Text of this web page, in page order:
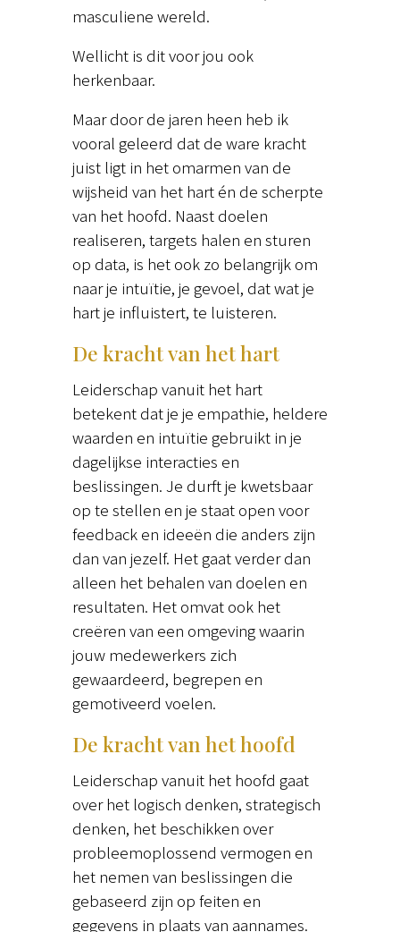
masculiene wereld.
Wellicht is dit voor jou ook
herkenbaar.
Maar door de jaren heen heb ik
vooral geleerd dat de ware kracht
juist ligt in het omarmen van de
wijsheid van het hart én de scherpte
van het hoofd. Naast doelen
realiseren, targets halen en sturen
op data, is het ook zo belangrijk om
naar je intuïtie, je gevoel, dat wat je
hart je influistert, te luisteren.
De kracht van het hart
Leiderschap vanuit het hart
betekent dat je je empathie, heldere
waarden en intuïtie gebruikt in je
dagelijkse interacties en
beslissingen. Je durft je kwetsbaar
op te stellen en je staat open voor
feedback en ideeën die anders zijn
dan van jezelf. Het gaat verder dan
alleen het behalen van doelen en
resultaten. Het omvat ook het
creëren van een omgeving waarin
jouw medewerkers zich
gewaardeerd, begrepen en
gemotiveerd voelen.
De kracht van het hoofd
Leiderschap vanuit het hoofd gaat
over het logisch denken, strategisch
denken, het beschikken over
probleemoplossend vermogen en
het nemen van beslissingen die
gebaseerd zijn op feiten en
gegevens in plaats van aannames.